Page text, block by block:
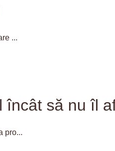
...
încât să nu îl
pro...